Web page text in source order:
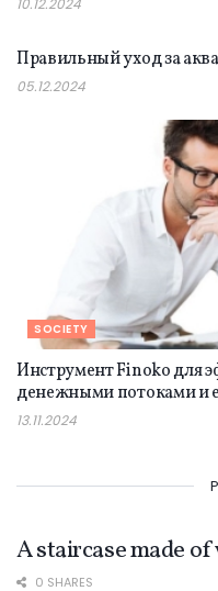
Правильный уход за
05.12.2024
SOCIETY
Инструмент Finoko для
денежными потоками и
13.11.2024
A staircase made
0 SHARES